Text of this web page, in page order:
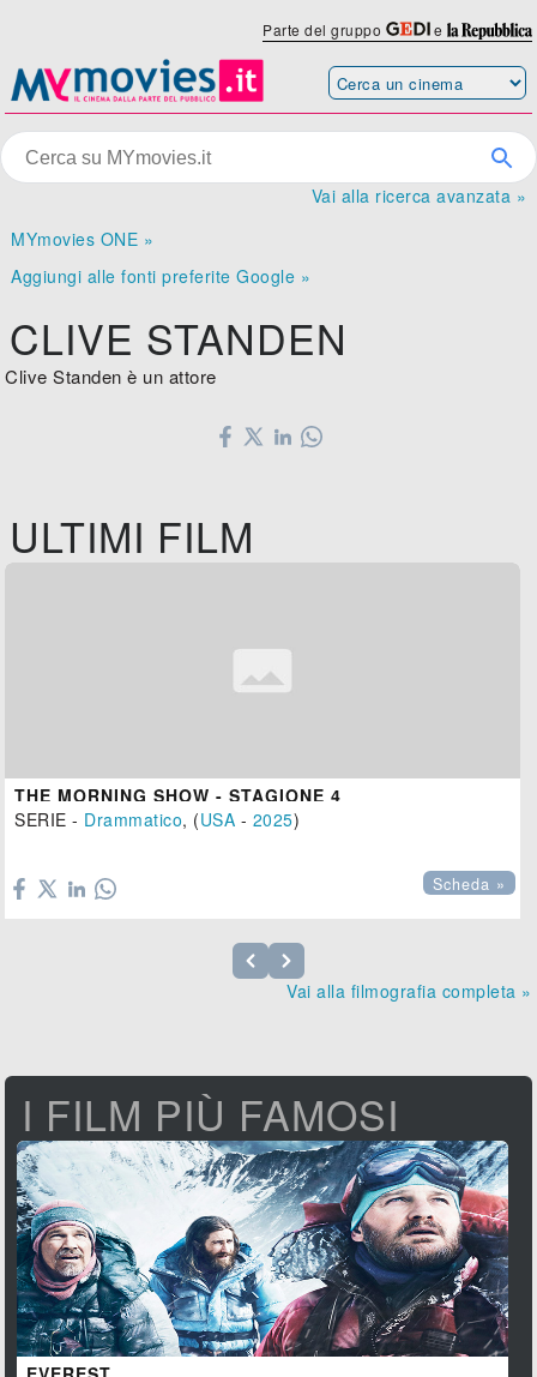
Parte del gruppo e
Vai alla ricerca avanzata »
MYmovies ONE »
Aggiungi alle fonti preferite Google »
CLIVE STANDEN
Clive Standen è un attore
ULTIMI FILM
THE MORNING SHOW - STAGIONE 4
SERIE - Drammatico, (USA - 2025)
Scheda »
Vai alla filmografia completa »
I FILM PIÙ FAMOSI